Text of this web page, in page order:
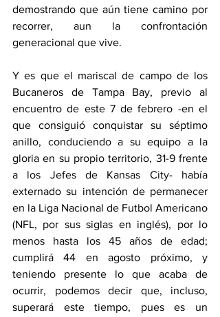
demostrando que aún tiene camino por
recorrer, aun la confrontación
generacional que vive.
Y es que el mariscal de campo de los
Bucaneros de Tampa Bay, previo al
encuentro de este 7 de febrero -en el
que consiguió conquistar su séptimo
anillo, conduciendo a su equipo a la
gloria en su propio territorio, 31-9 frente
a los Jefes de Kansas City- había
externado su intención de permanecer
en la Liga Nacional de Futbol Americano
(NFL, por sus siglas en inglés), por lo
menos hasta los 45 años de edad;
cumplirá 44 en agosto próximo, y
teniendo presente lo que acaba de
ocurrir, podemos decir que, incluso,
superará este tiempo, pues es un